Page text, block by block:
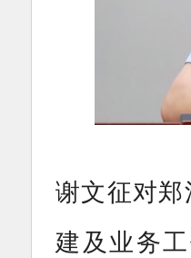
谢文征对
建及业务